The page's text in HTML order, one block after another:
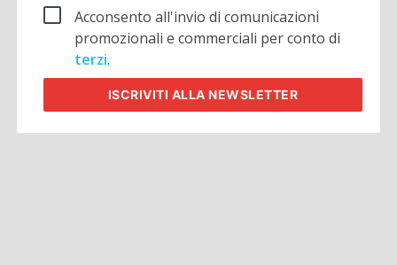
Acconsento all'invio di comunicazioni
promozionali e commerciali per conto di
terzi.
ISCRIVITI ALLA NEWSLETTER